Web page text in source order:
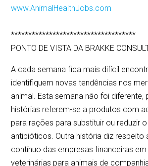
www.AnimalHealthJobs.com
************************************
PONTO DE VISTA DA BRAKKE
A cada semana fica mais difícil
identifiquem novas tendências nos
animal. Esta semana não foi diferente,
histórias referem-se a produtos com
para rações para substituir ou reduzir
antibióticos. Outra história diz respeito
contínuo das empresas financeiras em
veterinárias para animais de